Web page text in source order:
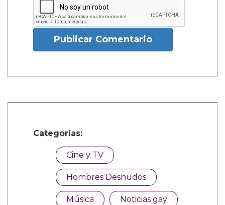
Publicar Comentario
Categorías:
Cine y TV
Hombres Desnudos
Música Noticias gay